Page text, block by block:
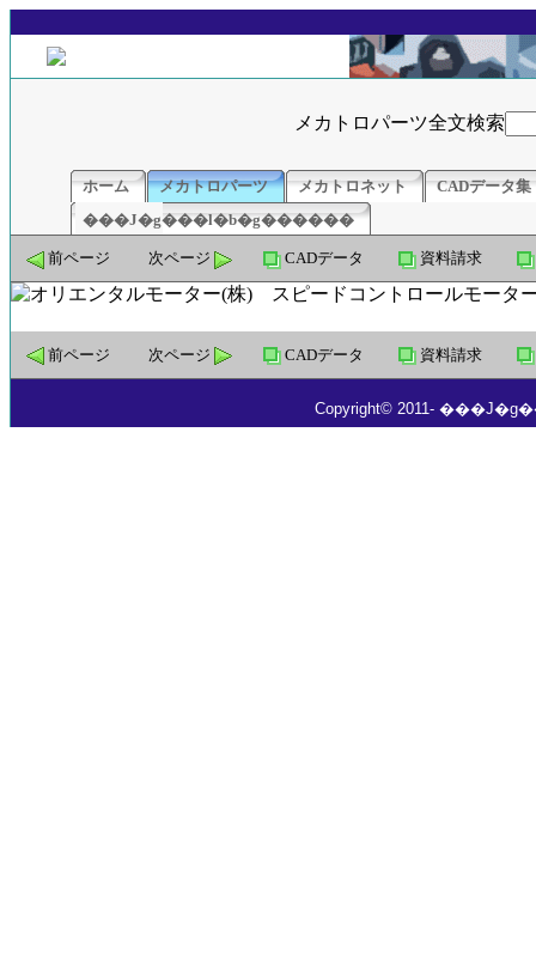
メカトロパーツ全文検索
ホーム メカトロパーツ メカトロネット
CADデータ集
���J�g���l�b�g������
前ページ 次ページ CADデータ 資料請求
前ページ 次ページ CADデータ 資料請求
Copyright© 2011-